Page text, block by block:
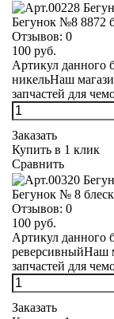
Бегунок №8 8872
Отзывов: 0
100 руб.
Артикул данного
никельНаш
запчастей для
Заказать
Купить в 1 клик
Сравнить
Бегунок № 8
Отзывов: 0
100 руб.
Артикул данного
реверсивныйНаш
запчастей для
Заказать